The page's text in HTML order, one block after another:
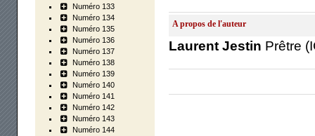
Numéro 133
Numéro 134
Numéro 135
Numéro 136
Numéro 137
Numéro 138
Numéro 139
Numéro 140
Numéro 141
Numéro 142
Numéro 143
Numéro 144
A propos de l'auteur
Laurent Jestin Prêtre